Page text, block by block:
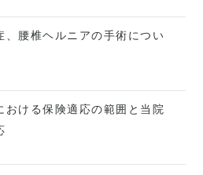
、腰椎ヘルニアの手術につい
おける保険適応の範囲と当院